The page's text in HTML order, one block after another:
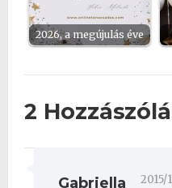
2026, a megújulás éve
2
Gabriella 2015/